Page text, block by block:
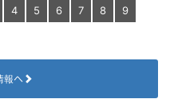
4 5 6 7 8 9
報へ